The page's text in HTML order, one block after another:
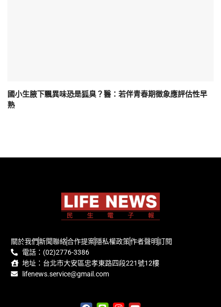
國小生腋下飄異味恐是狐臭？醫：若伴青春期徵象應評估性早
熟
關於我們新聞聯絡合作提案隱私權政策作者聲明訂閱
電話：(02)2776-3386
地址：台北市大安區忠孝東路四段221號12樓
lifenews.service@gmail.com